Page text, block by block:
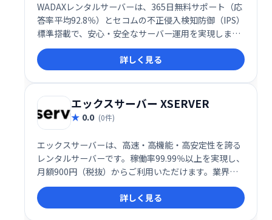
WADAXレンタルサーバーは、365日無料サポート（応
答率平均92.8％）とセコムの不正侵入検知防御（IPS）
標準搭載で、安心・安全なサーバー運用を実現しま
す。「NO!と言わない」サポートで高い顧客満足度を
誇ります。 快適なWebサイト運営を、WADAXで始め
ましょう。
詳しく見る
エックスサーバー XSERVER
0.0 (0件)
エックスサーバーは、高速・高機能・高安定性を誇る
レンタルサーバーです。稼働率99.99％以上を実現し、
月額900円（税抜）からご利用いただけます。業界ト
ップクラスのコストパフォーマンスで、快適なウェブ
サイト運営をサポートします。
詳しく見る